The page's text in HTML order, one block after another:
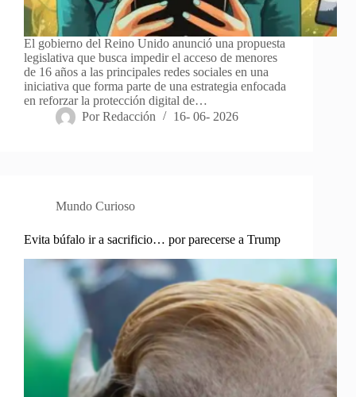
El gobierno del Reino Unido anunció una propuesta
legislativa que busca impedir el acceso de menores
de 16 años a las principales redes sociales en una
iniciativa que forma parte de una estrategia enfocada
en reforzar la protección digital de…
Por Redacción 16- 06- 2026
Mundo Curioso
Evita búfalo ir a sacrificio… por parecerse a Trump